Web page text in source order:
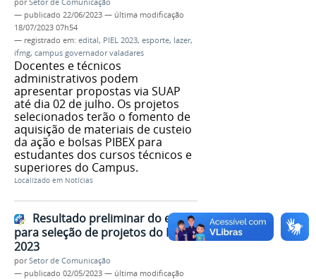
porSetor de Comunicação
— publicado 22/06/2023 — última modificação
18/07/2023 07h54
— registrado em: edital, PIEL 2023, esporte, lazer,
ifmg, campus governador valadares
Docentes e técnicos
administrativos podem
apresentar propostas via SUAP
até dia 02 de julho. Os projetos
selecionados terão o fomento de
aquisição de materiais de custeio
da ação e bolsas PIBEX para
estudantes dos cursos técnicos e
superiores do Campus.
Localizado em Notícias
Resultado preliminar do edital
para seleção de projetos do PIBEX
2023
porSetor de Comunicação
— publicado 02/05/2023 — última modificação